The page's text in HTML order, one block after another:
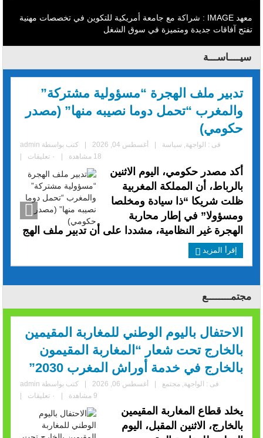
معهد IMAGE : شراكة مع جامعة أمريكية للتكوين في تخصصات مهنية
تفتح آفاقات جديدة ومتميزة في سوق الشغل
سيــــاســـة
تدبير ملف الهجرة “مسؤولية مشتركة”
والمغرب “تحمل دوما نصيبه منها” (مصدر
حكومي)
كتب بواسطة admin أغسطس 04, 2026 فى : الواجهة, سياسة
٠ تعليقات 18 مشاهدة
أكد مصدر حكومي، اليوم الاثنين
بالرباط، أن المملكة المغربية
ظلت شريكا “ذا سيادة ومخلصا
ومسؤولا” في إطار محاربة
الهجرة غير النظامية، مشددا على أن تدبير ملف الهج
إقرأ المزيد
مجتمــــــــع
الاحتفال باليوم الوطني للمغاربة المقيمين
بالخارج تحت شعار “المغاربة المقيمون
بالخارج في خدمة أوراش المغرب 2030”
كتب بواسطة admin أغسطس 06, 2026 فى : الواجهة, مجتمع
٠ تعليقات 9 مشاهدة
يخلد قطاع المغاربة المقيمين
بالخارج، الاثنين المقبل، اليوم